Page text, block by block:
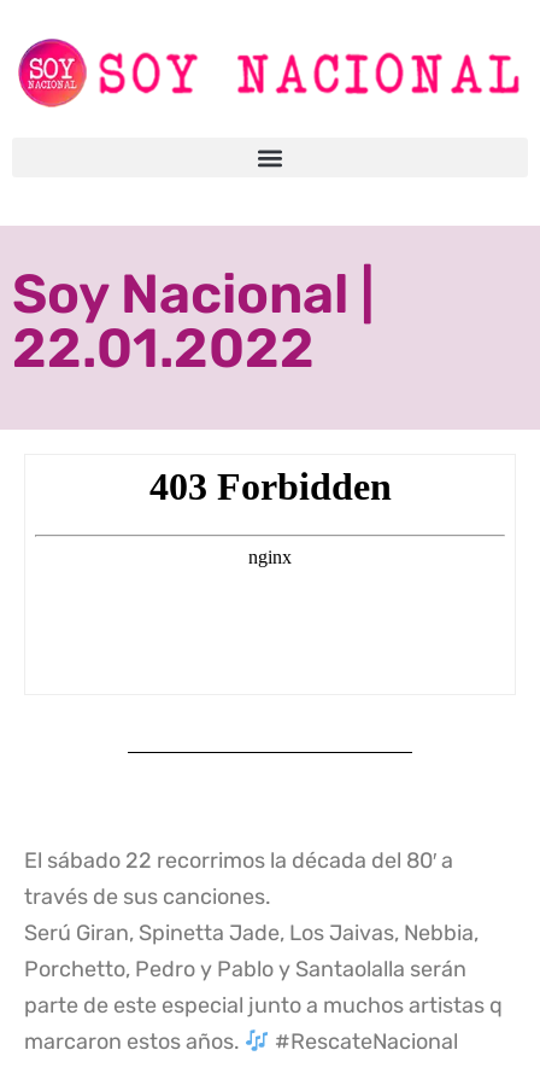
Soy Nacional |
22.01.2022
El sábado 22 recorrimos la década del 80′ a
través de sus canciones.
Serú Giran, Spinetta Jade, Los Jaivas, Nebbia,
Porchetto, Pedro y Pablo y Santaolalla serán
parte de este especial junto a muchos artistas q
marcaron estos años.
#RescateNacional